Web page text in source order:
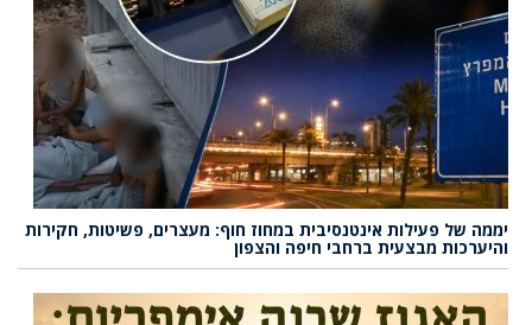
יממה של פעילות אינטנסיבית במחוז חוף: מעצרים, פשיטות, חקירות
והיערכות מבצעית ברחבי חיפה והצפון